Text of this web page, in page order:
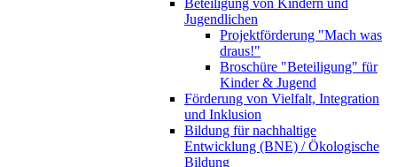
Beteiligung von Kindern und
Jugendlichen
Projektförderung "Mach was
draus!"
Broschüre "Beteiligung" für
Kinder & Jugend
Förderung von Vielfalt, Integration
und Inklusion
Bildung für nachhaltige
Entwicklung (BNE) / Ökologische
Bildung